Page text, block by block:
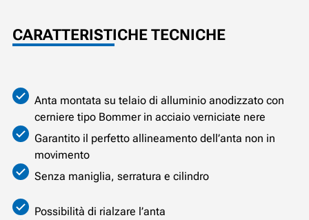
CARATTERISTICHE TECNICHE
Anta montata su telaio di alluminio anodizzato con
cerniere tipo Bommer in acciaio verniciate nere
Garantito il perfetto allineamento dell’anta non in
movimento
Senza maniglia, serratura e cilindro
Possibilità di rialzare l’anta